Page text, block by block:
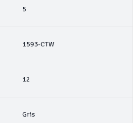
5
1593-CTW
12
Gris